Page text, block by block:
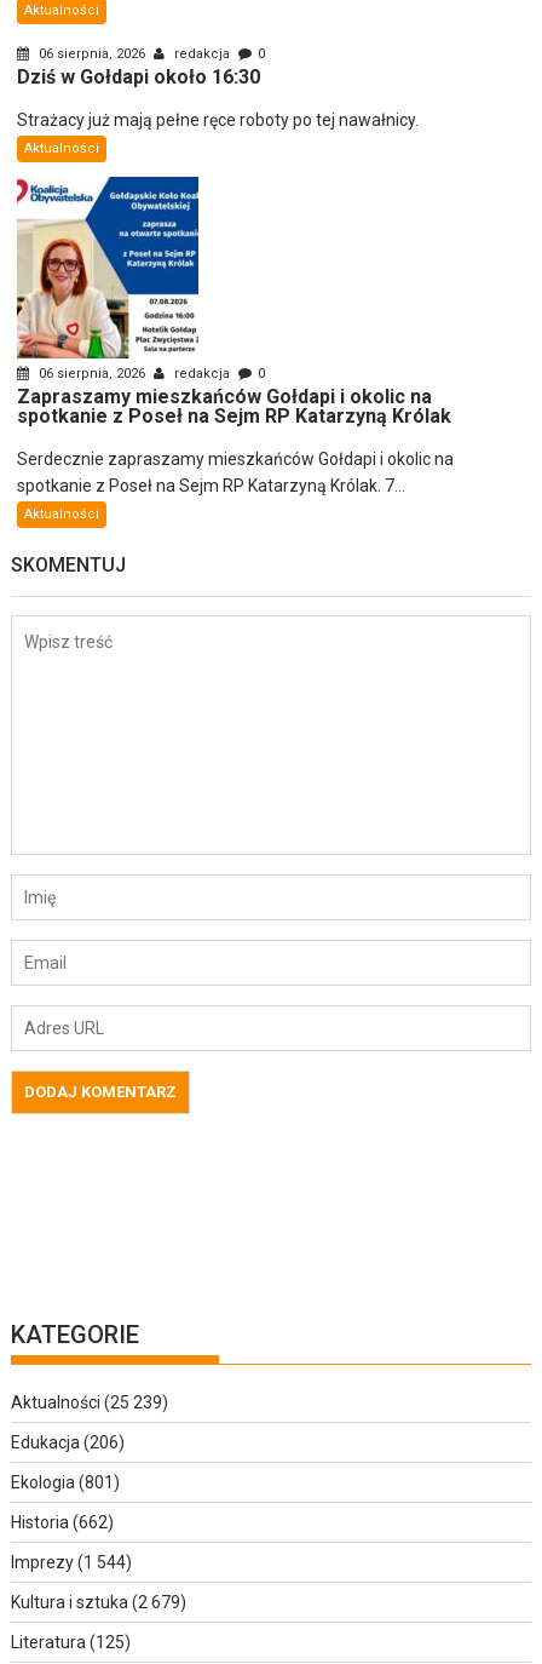
Aktualności
06 sierpnia, 2026 redakcja 0
Dziś w Gołdapi około 16:30
Strażacy już mają pełne ręce roboty po tej nawałnicy.
Aktualności
06 sierpnia, 2026 redakcja 0
Zapraszamy mieszkańców Gołdapi i okolic na
spotkanie z Poseł na Sejm RP Katarzyną Królak
Serdecznie zapraszamy mieszkańców Gołdapi i okolic na
spotkanie z Poseł na Sejm RP Katarzyną Królak. 7...
Aktualności
SKOMENTUJ
KATEGORIE
Aktualności (25 239)
Edukacja (206)
Ekologia (801)
Historia (662)
Imprezy(1 544)
Kultura i sztuka (2 679)
Literatura (125)